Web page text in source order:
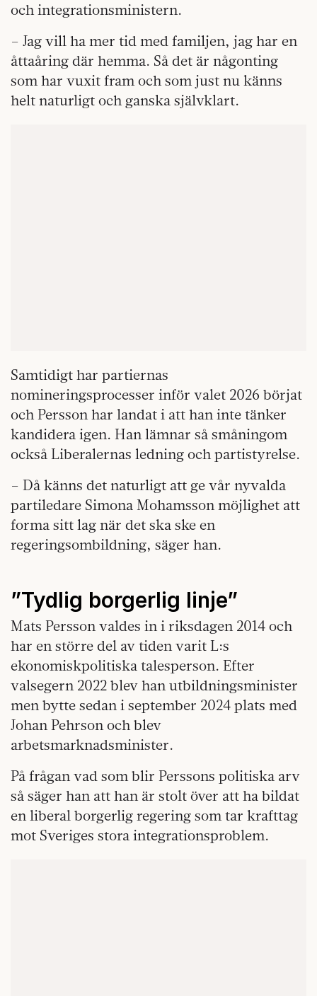
och integrationsministern.
– Jag vill ha mer tid med familjen, jag har en
åttaåring där hemma. Så det är någonting
som har vuxit fram och som just nu känns
helt naturligt och ganska självklart.
Samtidigt har partiernas
nomineringsprocesser inför valet 2026 börjat
och Persson har landat i att han inte tänker
kandidera igen. Han lämnar så småningom
också Liberalernas ledning och partistyrelse.
– Då känns det naturligt att ge vår nyvalda
partiledare Simona Mohamsson möjlighet att
forma sitt lag när det ska ske en
regeringsombildning, säger han.
”Tydlig borgerlig linje”
Mats Persson valdes in i riksdagen 2014 och
har en större del av tiden varit L:s
ekonomiskpolitiska talesperson. Efter
valsegern 2022 blev han utbildningsminister
men bytte sedan i september 2024 plats med
Johan Pehrson och blev
arbetsmarknadsminister.
På frågan vad som blir Perssons politiska arv
så säger han att han är stolt över att ha bildat
en liberal borgerlig regering som tar krafttag
mot Sveriges stora integrationsproblem.